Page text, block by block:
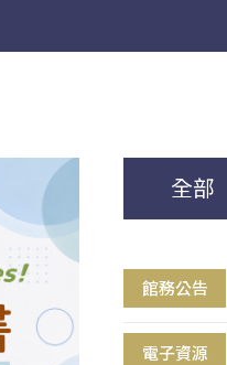
全部
館務公告
電子資源